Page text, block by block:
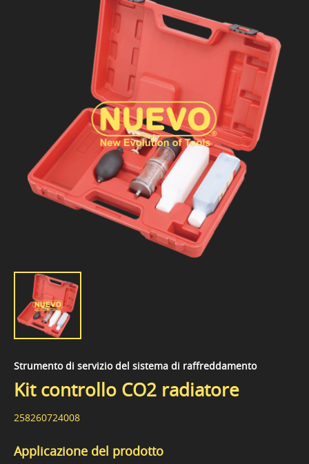
Strumento di servizio del sistema di raffreddamento
Kit controllo CO2 radiatore
258260724008
Applicazione del prodotto